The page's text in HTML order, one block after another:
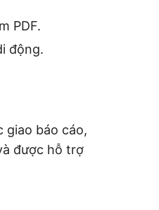
PDF.
động.
giao báo cáo,
được hỗ trợ